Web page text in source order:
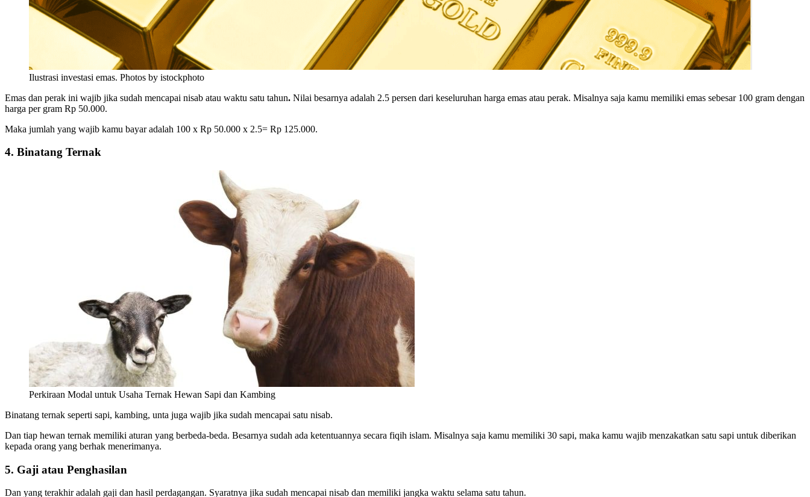
Ilustrasi investasi emas. Photos by istockphoto
Emas dan perak ini wajib jika sudah mencapai nisab atau waktu satu tahun. Nilai besarnya adalah 2.5 persen dari keseluruhan harga emas atau perak. Misalnya saja kamu memiliki emas sebesar 100 gram dengan
harga per gram Rp 50.000.
Maka jumlah yang wajib kamu bayar adalah 100 x Rp 50.000 x 2.5= Rp 125.000.
4. Binatang Ternak
Perkiraan Modal untuk Usaha Ternak Hewan Sapi dan Kambing
Binatang ternak seperti sapi, kambing, unta juga wajib jika sudah mencapai satu nisab.
Dan tiap hewan ternak memiliki aturan yang berbeda-beda. Besarnya sudah ada ketentuannya secara fiqih islam. Misalnya saja kamu memiliki 30 sapi, maka kamu wajib menzakatkan satu sapi untuk diberikan
kepada orang yang berhak menerimanya.
5. Gaji atau Penghasilan
Dan yang terakhir adalah gaji dan hasil perdagangan. Syaratnya jika sudah mencapai nisab dan memiliki jangka waktu selama satu tahun.